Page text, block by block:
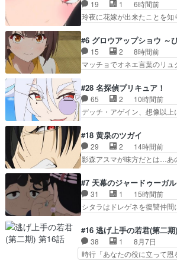
の柊くんカッコイイな～
ームの中では糸と柊はし
力してオンラインRPGの
たかと思ったら先週の続き
ざいましたよかった、本…
19 1
6時間前
玲夜に花嫁が出来たこと
初、にゃん吉が透子のス
きもいけどあれ横で見せつ
前の婚約者鬼山桜子がめ
ちくんのお母さんが一番
いやイケメンが主人公にプ
ときはキスでおねだりする
馴れ初めを見れて良かった…
#6 グロウアップショウ ～
15 2
8時間前
マッチョでオネエ言葉の
わりサーカスに突然現れた
男の登場によって、山田の
の相方登場回、良い回だ
アニメストアで視聴しま
い公衆電話が出てきた。み
す！瑞佳の正体が明かされ
ゃがいも尽くしの『ひま…
#28 名探偵プリキュア！
65 2
10時間前
デッチ・アゲイン、想像
部であるデッチ・アゲイン
盗出現…というか、ロンド
な敵デッチアゲインが来
ンドンに住んでたのに英
ン、未来から来たのかな？
理由がある事をエクレール
場。ニジーとちょっとキ…
#18 黄泉のツガイ
29 2
14時間前
影森アスマが味方だとは…
りアスマ(石田彰キャラ)は
むの我慢していてよかった
えるツガイツガイよりも
損してる」って言うけど
ましてはアサちゃん目的で
顔て何…wアスマさん… 顔
ついでに声でも損し…
#7 天幕のジャードゥーガル
31 1
15時間前
シタラはドレゲネを復讐
イに功績を挙げさせて政権
トルイと王道のオゴタイっ
の行動は想定した目的達
ラクチンの考えが初めて
#16 逃げ上手の若君(第二期)
38 1
8月7日
時行「あなたの役に立っ